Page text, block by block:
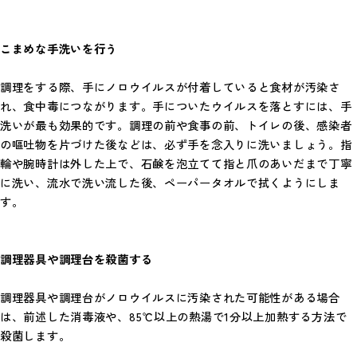
こまめな手洗いを行う
調理をする際、手にノロウイルスが付着していると食材が汚染さ
れ、食中毒につながります。手についたウイルスを落とすには、手
洗いが最も効果的です。調理の前や食事の前、トイレの後、感染者
の嘔吐物を片づけた後などは、必ず手を念入りに洗いましょう。指
輪や腕時計は外した上で、石鹸を泡立てて指と爪のあいだまで丁寧
に洗い、流水で洗い流した後、ペーパータオルで拭くようにしま
す。
調理器具や調理台を殺菌する
調理器具や調理台がノロウイルスに汚染された可能性がある場合
は、前述した消毒液や、85℃以上の熱湯で1分以上加熱する方法で
殺菌します。